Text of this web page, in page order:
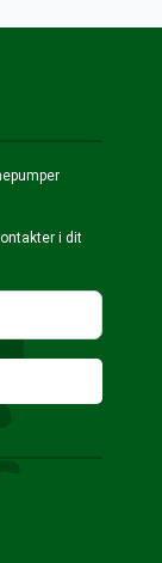
i dit